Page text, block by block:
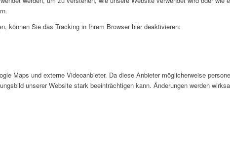
können Sie das Tracking in Ihrem Browser hier deaktivieren:
Maps und externe Videoanbieter. Da diese Anbieter möglicherweise
unserer Website stark beeinträchtigen kann. Änderungen werden